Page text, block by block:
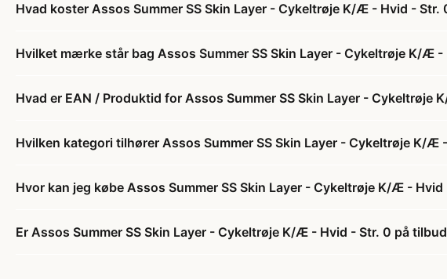
Hvad koster Assos Summer SS Skin Layer - Cykeltrøje K/Æ - Hvid - Str.
Hvilket mærke står bag Assos Summer SS Skin Layer - Cykeltrøje K/Æ -
Hvad er EAN / Produktid for Assos Summer SS Skin Layer - Cykeltrøje
Hvilken kategori tilhører Assos Summer SS Skin Layer - Cykeltrøje K/Æ
Hvor kan jeg købe Assos Summer SS Skin Layer - Cykeltrøje K/Æ - Hvid
Er Assos Summer SS Skin Layer - Cykeltrøje K/Æ - Hvid - Str. 0 på